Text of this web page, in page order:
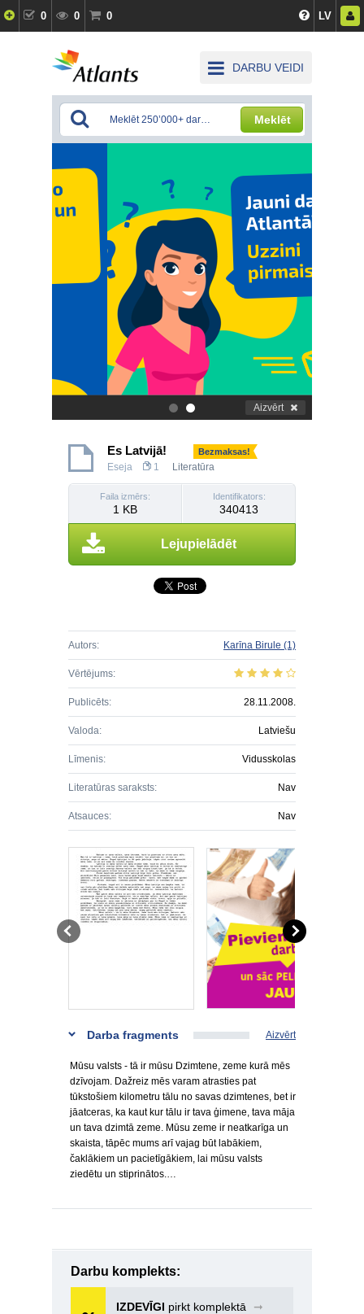
0 0 0 LV
DARBU VEIDI
Meklēt
. Aizvērt
Es Latvijā! Bezmaksas!
Eseja 1 Literatūra
Faila izmērs:
1 KB
Identifikators:
340413
Lejupielādēt
Autors: Karīna Birule (1)
Vērtējums:
Publicēts: 28.11.2008.
Valoda: Latviešu
Līmenis: Vidusskolas
Literatūras saraksts: Nav
Atsauces: Nav
Darba fragments Aizvērt
Mūsu valsts - tā ir mūsu Dzimtene, zeme kurā mēs
dzīvojam. Dažreiz mēs varam atrasties pat
tūkstošiem kilometru tālu no savas dzimtenes, bet ir
jāatceras, ka kaut kur tālu ir tava ģimene, tava māja
un tava dzimtā zeme. Mūsu zeme ir neatkarīga un
skaista, tāpēc mums arī vajag būt labākiem,
čaklākiem un pacietīgākiem, lai mūsu valsts
ziedētu un stiprinātos.…
Darbu komplekts:
IZDEVĪGI pirkt komplektā
➞